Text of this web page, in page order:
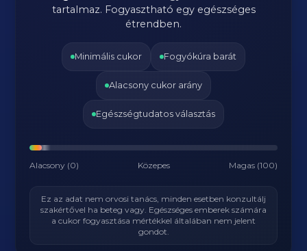
tartalmaz. Fogyasztható egy egészséges
étrendben.
Minimális cukor Fogyókúra barát
Alacsony cukor arány
Egészségtudatos választás
Alacsony (0) Közepes Magas (100)
Ez az adat nem orvosi tanács, minden esetben konzultálj
szakértővel ha beteg vagy. Egészséges emberek számára
a cukor fogyasztása mértékkel általában nem jelent
gondot.